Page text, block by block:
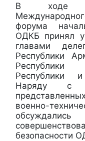
В ходе
форума
ОДКБ принял
главами
Республики
Республики
Республики
Наряду с
военно-
безопасности